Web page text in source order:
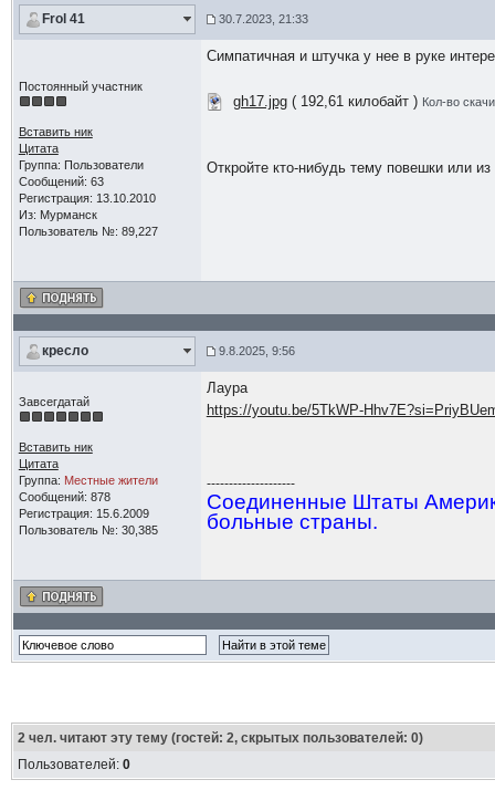
Frol 41 30.7.2023, 21:33
Постоянный участник
Вставить ник
Цитата
Группа: Пользователи
Сообщений: 63
Регистрация: 13.10.2010
Из: Мурманск
Пользователь №: 89,227
Симпатичная и штучка у нее в руке
gh17.jpg( 192,61 килобайт ) Кол-во
Откройте кто-нибудь тему повешки или
кресло 9.8.2025, 9:56
Завсегдатай
Вставить ник
Цитата
Группа: Местные жители
Сообщений: 878
Регистрация: 15.6.2009
Пользователь №: 30,385
Лаура
https://youtu.be/5TkWP-
--------------------
Соединенные Штаты
больные страны.
2чел. читают эту тему (гостей: 2, скрытых пользователей: 0)
Пользователей: 0